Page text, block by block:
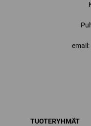
TUOTERYHMÄT